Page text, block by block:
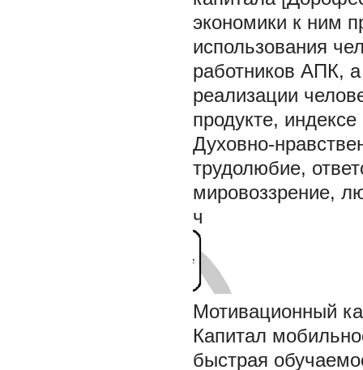
экономики к ним
использования
работников АПК,
реализации
продукте, индексе
Духовно-
трудолюбие,
мировоззрение,
ч
Мотивационный
Капитал
быстрая